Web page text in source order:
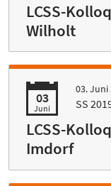
LCSS-
Wilholt
03
Juni
03. Juni
SS
LCSS-
Imdorf